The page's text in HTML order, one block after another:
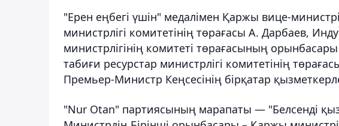
"Ерен еңбегі үшін" медалімен Қаржы вице-
министрлігі комитетінің төрағасы А. Дарбаев,
министрлігінің комитеті төрағасының
табиғи ресурстар министрлігі комитетінің
Премьер-Министр Кеңсесінің бірқатар
"Nur Otan" партиясының марапаты — "Белсенді